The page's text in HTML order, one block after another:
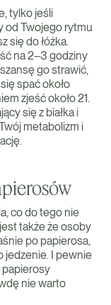
tylko jeśli
od Twojego rytmu
się do łóżka.
na 2–3 godziny
go strawić,
spać około
zjeść około 21.
się z białka i
metabolizm i
co do tego nie
także że osoby
po papierosa,
jedzenie. I pewnie
papierosy
nie warto